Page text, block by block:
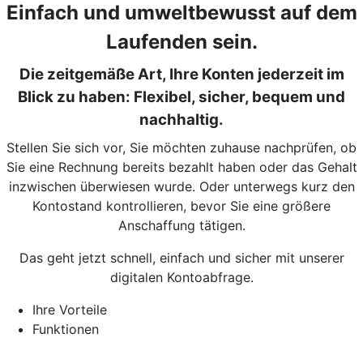
Einfach und umweltbewusst auf dem
Laufenden sein.
Die zeitgemäße Art, Ihre Konten jederzeit im
Blick zu haben: Flexibel, sicher, bequem und
nachhaltig.
Stellen Sie sich vor, Sie möchten zuhause nachprüfen, ob
Sie eine Rechnung bereits bezahlt haben oder das Gehalt
inzwischen überwiesen wurde. Oder unterwegs kurz den
Kontostand kontrollieren, bevor Sie eine größere
Anschaffung tätigen.
Das geht jetzt schnell, einfach und sicher mit unserer
digitalen Kontoabfrage.
Ihre Vorteile
Funktionen